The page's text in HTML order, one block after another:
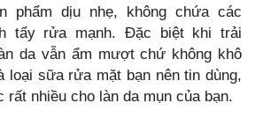
phẩm dịu nhẹ, không chứa các
tẩy rửa mạnh. Đặc biệt khi trải
da vẫn ẩm mượt chứ không khô
loại sữa rửa mặt bạn nên tin dùng,
nhiều cho làn da mụn của bạn.